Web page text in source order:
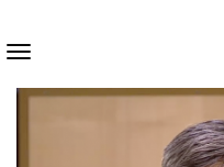
Toggle